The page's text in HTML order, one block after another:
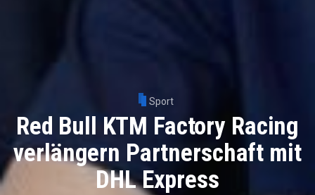
Sport
Red Bull KTM Factory Racing
verlängern Partnerschaft mit
DHL Express